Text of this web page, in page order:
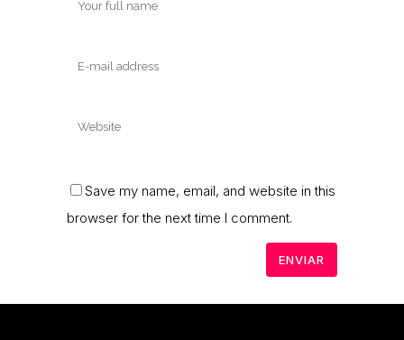
Save my name, email, and website in this
browser for the next time I comment.